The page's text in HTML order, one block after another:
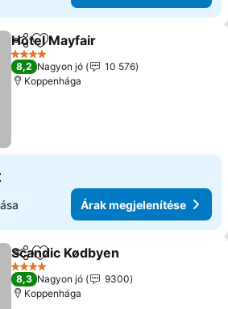
Megosztás
Hozzáadás a kedvencekhez
Hotel Mayfair
4 Kategória
8,2 Nagyon jó
10 576
Koppenhága
Árak megjelenítése
Megosztás
Hozzáadás a kedvencekhez
Scandic Kødbyen
4 Kategória
8,3 Nagyon jó
9300
Koppenhága